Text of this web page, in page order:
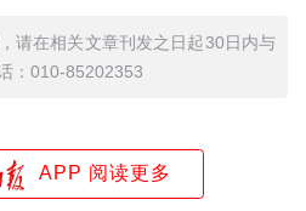
请在相关文章刊发之日起30日内与
：010-85202353
APP 阅读更多